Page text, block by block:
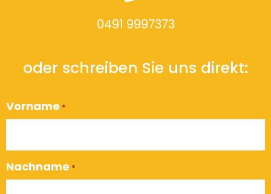
0491 9997373
oder schreiben Sie uns direkt:
Vorname *
Nachname *